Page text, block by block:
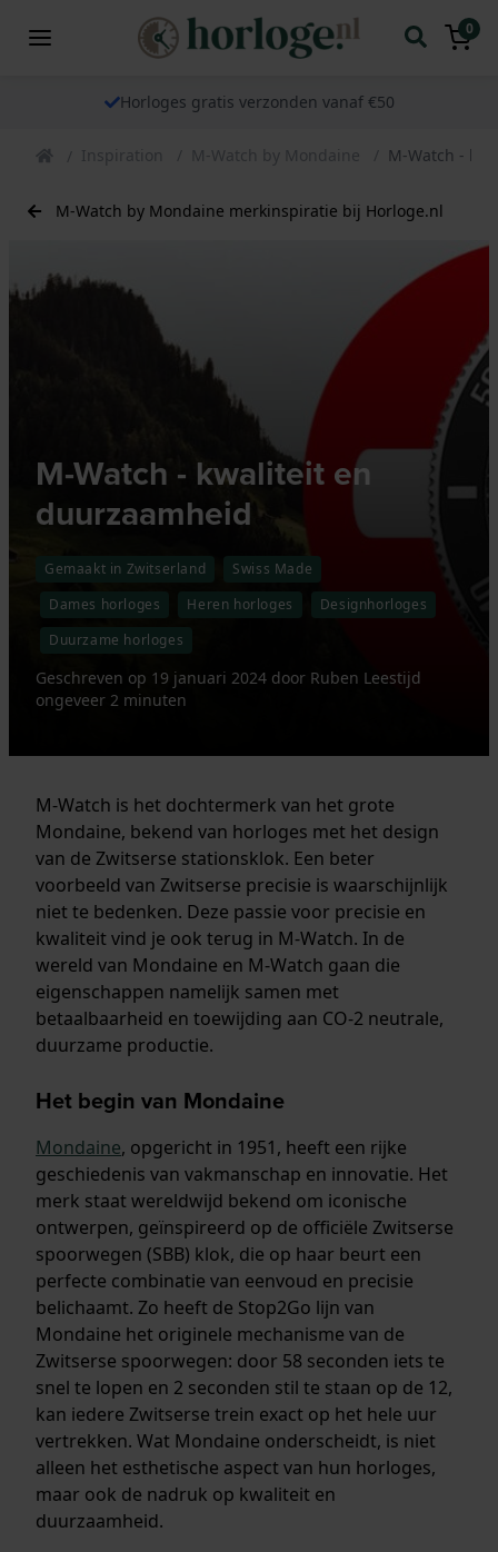
0
Horloges gratis verzonden vanaf €50
Inspiration M-Watch by Mondaine M-Watch -
M-Watch by Mondaine merkinspiratie bij Horloge.nl
M-Watch - kwaliteit en
duurzaamheid
Gemaakt in Zwitserland
Swiss Made
Dames horloges
Heren horloges
Designhorloges
Duurzame horloges
Geschreven op 19 januari 2024 door Ruben Leestijd
ongeveer 2 minuten
M-Watch is het dochtermerk van het grote
Mondaine, bekend van horloges met het design
van de Zwitserse stationsklok. Een beter
voorbeeld van Zwitserse precisie is waarschijnlijk
niet te bedenken. Deze passie voor precisie en
kwaliteit vind je ook terug in M-Watch. In de
wereld van Mondaine en M-Watch gaan die
eigenschappen namelijk samen met
betaalbaarheid en toewijding aan CO-2 neutrale,
duurzame productie.
Het begin van Mondaine
Mondaine, opgericht in 1951, heeft een rijke
geschiedenis van vakmanschap en innovatie. Het
merk staat wereldwijd bekend om iconische
ontwerpen, geïnspireerd op de officiële Zwitserse
spoorwegen (SBB) klok, die op haar beurt een
perfecte combinatie van eenvoud en precisie
belichaamt. Zo heeft de Stop2Go lijn van
Mondaine het originele mechanisme van de
Zwitserse spoorwegen: door 58 seconden iets te
snel te lopen en 2 seconden stil te staan op de 12,
kan iedere Zwitserse trein exact op het hele uur
vertrekken. Wat Mondaine onderscheidt, is niet
alleen het esthetische aspect van hun horloges,
maar ook de nadruk op kwaliteit en
duurzaamheid.